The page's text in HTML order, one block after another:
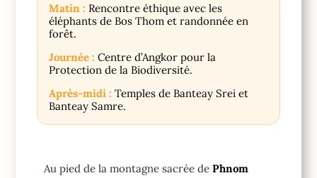
Matin : Rencontre éthique avec les
éléphants de Bos Thom et randonnée en
forêt.
Journée : Centre d’Angkor pour la
Protection de la Biodiversité.
Après-midi : Temples de Banteay Srei et
Banteay Samre.
Au pied de la montagne sacrée dePhnom